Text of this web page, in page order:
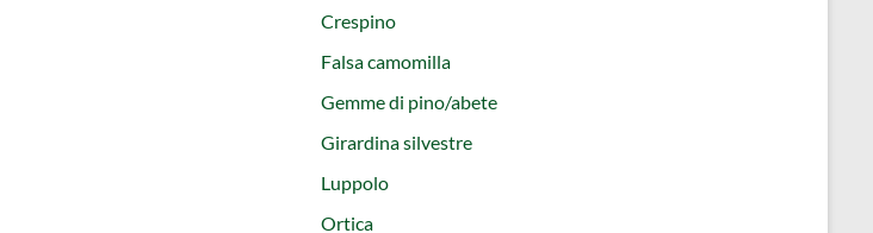
Crespino
Falsa camomilla
Gemme di pino/abete
Girardina silvestre
Luppolo
Ortica